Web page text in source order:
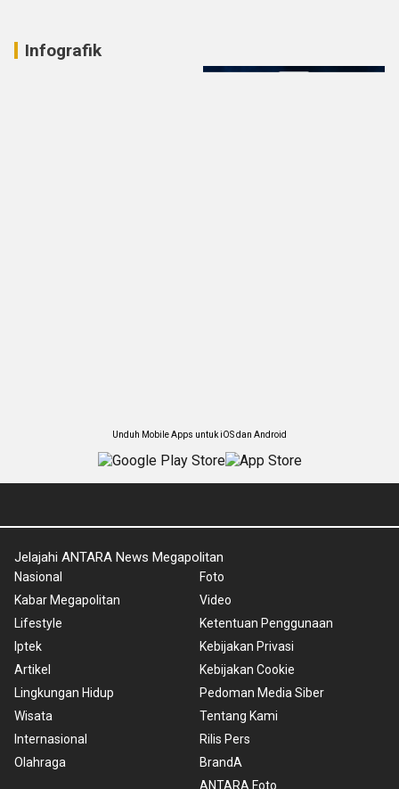
Infografik
Unduh Mobile Apps untuk iOS dan Android
Jelajahi ANTARA News Megapolitan
Nasional
Kabar Megapolitan
Lifestyle
Iptek
Artikel
Lingkungan Hidup
Wisata
Internasional
Olahraga
Foto
Video
Ketentuan Penggunaan
Kebijakan Privasi
Kebijakan Cookie
Pedoman Media Siber
Tentang Kami
Rilis Pers
BrandA
ANTARA Foto